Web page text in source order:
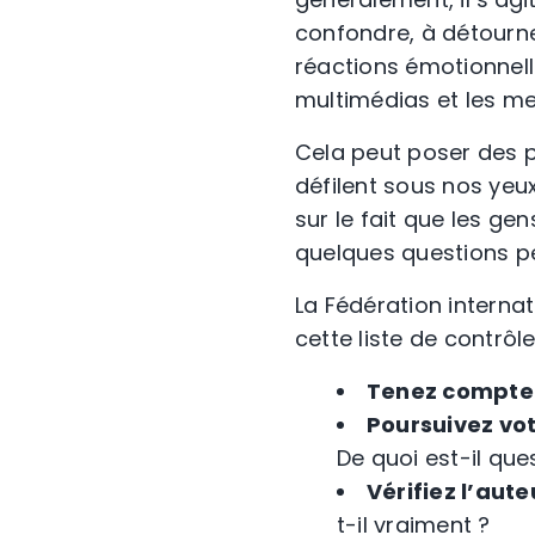
confondre, à
réactions
multimédias et les
Cela peut poser des
défilent sous nos
sur le fait que les
quelques questions
La Fédération
cette liste de
Tenez
Poursuivez
De quoi est-il
Vérifiez
t-il vraiment ?